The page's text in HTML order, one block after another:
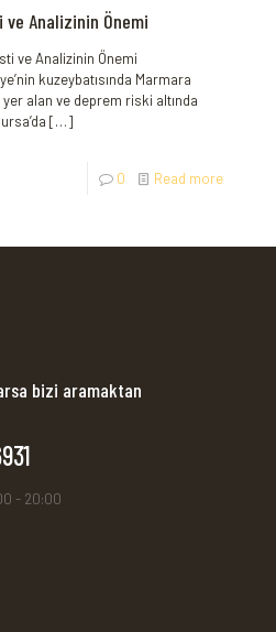
ve Analizinin Önemi
ve Analizinin Önemi
kuzeybatısında Marmara
alan ve deprem riski altında
[…]
0 Read more
bizi aramaktan
- 20:00